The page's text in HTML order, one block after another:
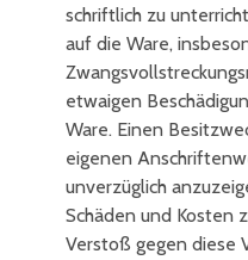
schriftlich zu
auf die Ware,
etwaigen
Ware. Einen
eigenen
unverzüglich
Schäden und Kosten
Verstoß gegen diese